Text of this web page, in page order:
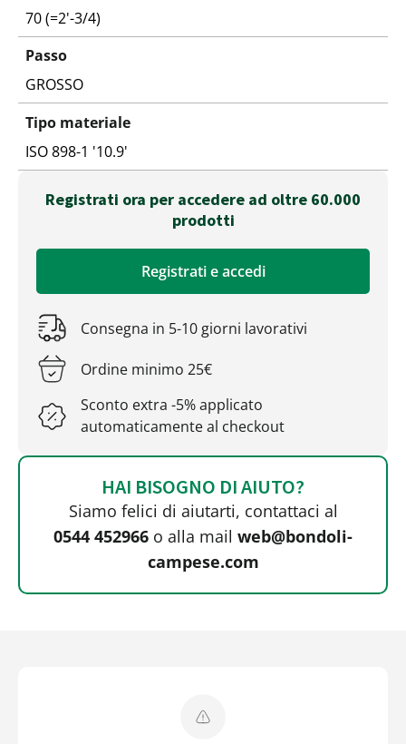
70 (=2'-3/4)
Passo
GROSSO
Tipo materiale
ISO 898-1 '10.9'
Registrati ora per accedere ad oltre 60.000
prodotti
Registrati e accedi
Consegna in 5-10 giorni lavorativi
Ordine minimo 25€
Sconto extra -5% applicato
automaticamente al checkout
HAI BISOGNO DI AIUTO?
Siamo felici di aiutarti, contattaci al
0544 452966 o alla mail web@bondoli-
campese.com